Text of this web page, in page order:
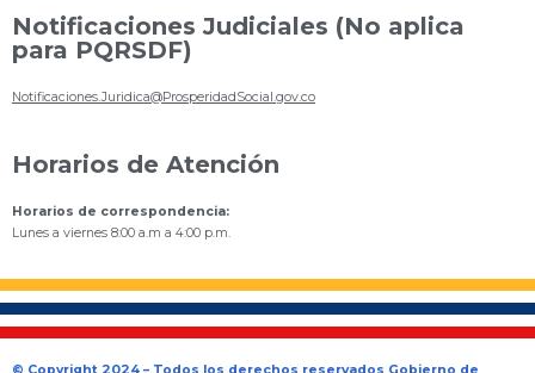
Notificaciones Judiciales (No aplica
para PQRSDF)
Notificaciones.Juridica@ProsperidadSocial.gov.co
Horarios de Atención
Horarios de correspondencia:
Lunes a viernes 8:00 a.m a 4:00 p.m.
© Copyright 2024 – Todos los derechos reservados Gobierno de